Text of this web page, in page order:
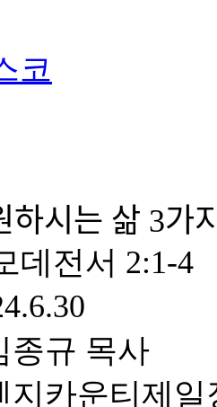
코
삶
데전서 2:1-4
종규 목사
지카운티제